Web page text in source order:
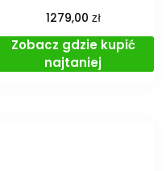
1279,00 zł
Zobacz gdzie kupić
najtaniej